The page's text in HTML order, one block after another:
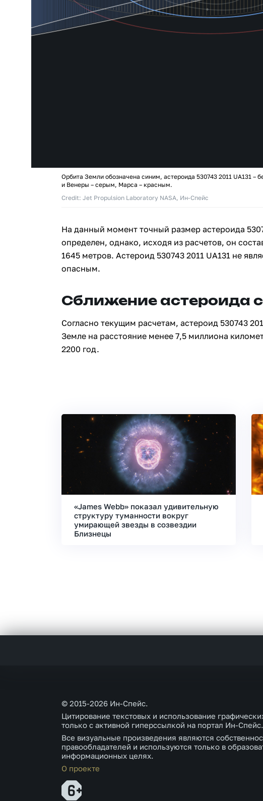
Орбита Земли обозначена синим, астероида 530743 2011 UA131 –
и Венеры – серым, Марса – красным.
Credit: Jet Propulsion Laboratory NASA, Ин-Спейс
На данный момент точный размер астероида
определен, однако, исходя из расчетов, он
1645 метров. Астероид 530743 2011 UA131 не
опасным.
Сближение астероида
Согласно текущим расчетам, астероид 530743
Земле на расстояние менее 7,5 миллиона
2200 год.
«James Webb» показал удивительную
структуру туманности вокруг
умирающей звезды в созвездии
Близнецы
© 2015-2026 Ин-Спейс.
Цитирование текстовых и использование
только с активной гиперссылкой на портал Ин-Спейс.
Все визуальные произведения являются
правообладателей и используются только в
информационных целях.
О проекте